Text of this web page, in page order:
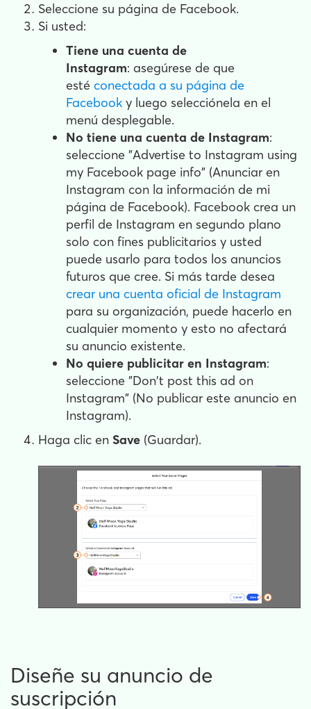
Seleccione su página de Facebook.
Si usted:
Tiene una cuenta de
Instagram: asegúrese de que
esté conectada a su página de
Facebook y luego selecciónela en el
menú desplegable.
No tiene una cuenta de Instagram:
seleccione "Advertise to Instagram using
my Facebook page info" (Anunciar en
Instagram con la información de mi
página de Facebook). Facebook crea un
perfil de Instagram en segundo plano
solo con fines publicitarios y usted
puede usarlo para todos los anuncios
futuros que cree. Si más tarde desea
crear una cuenta oficial de Instagram
para su organización, puede hacerlo en
cualquier momento y esto no afectará
su anuncio existente.
No quiere publicitar en Instagram:
seleccione "Don't post this ad on
Instagram" (No publicar este anuncio en
Instagram).
Haga clic en Save (Guardar).
Diseñe su anuncio de
suscripción